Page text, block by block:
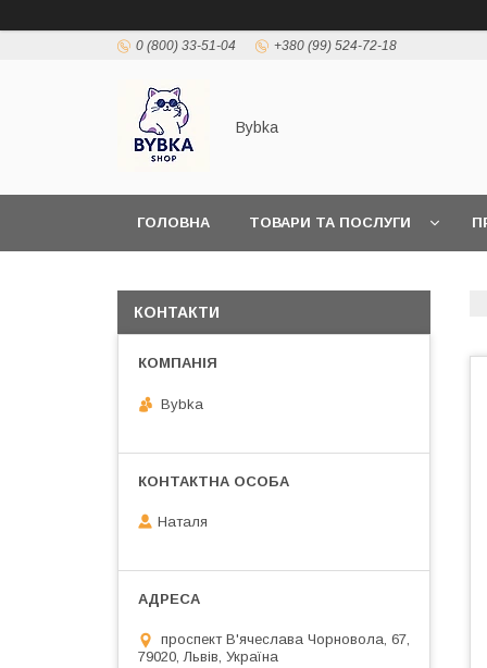
0 (800) 33-51-04 +380 (99) 524-72-18
Bybka
ГОЛОВНА ТОВАРИ ТА ПОСЛУГИ
КОНТАКТИ
Bybka
Наталя
проспект В'ячеслава Чорновола, 67,
79020, Львів, Україна